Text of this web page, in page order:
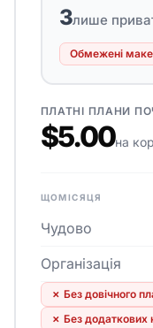
3лише
Обмежені
ПЛАТНІ ПЛАНИ
$5.00на
ЩОМІСЯЦЯ
Чудово
Організація
✗ Без довічного
✗ Без додаткових